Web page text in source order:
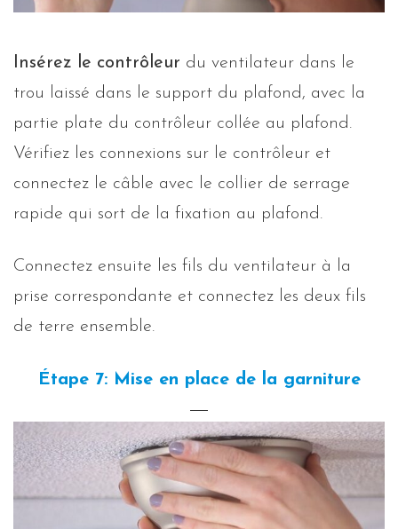
Insérez le contrôleur du ventilateur dans le
trou laissé dans le support du plafond, avec la
partie plate du contrôleur collée au plafond.
Vérifiez les connexions sur le contrôleur et
connectez le câble avec le collier de serrage
rapide qui sort de la fixation au plafond.
Connectez ensuite les fils du ventilateur à la
prise correspondante et connectez les deux fils
de terre ensemble.
Étape 7: Mise en place de la garniture